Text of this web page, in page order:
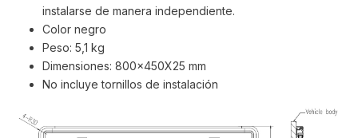
instalarse de manera independiente.
Color negro
Peso: 5,1 kg
Dimensiones: 800x450X25 mm
No incluye tornillos de instalación